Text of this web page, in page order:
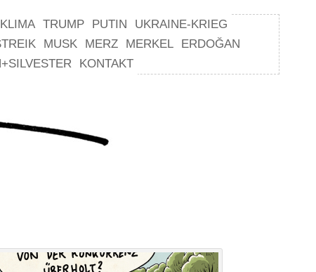
KLIMA TRUMP PUTIN
UKRAINE-KRIEG
MUSK MERZ MERKEL
ERDOĞAN
KONTAKT